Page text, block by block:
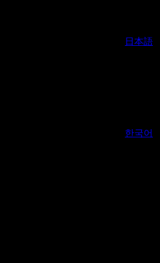
日本語
한국어